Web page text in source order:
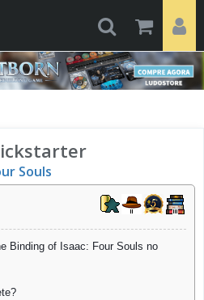
Souls
Binding of Isaac: Four Souls no